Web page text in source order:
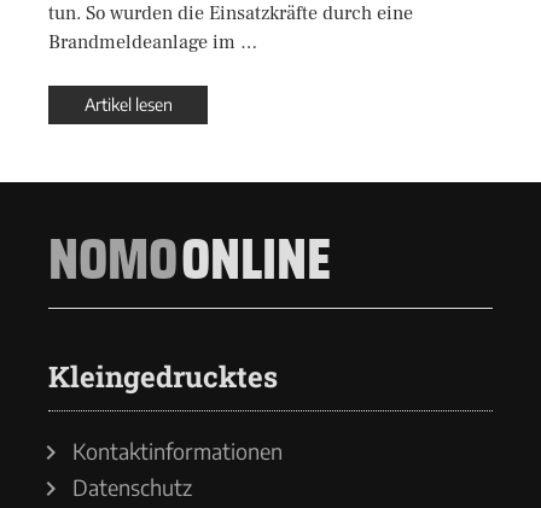
tun. So wurden die Einsatzkräfte durch eine
Brandmeldeanlage im …
Artikel lesen
NOMOONLINE
Kleingedrucktes
Kontaktinformationen
Datenschutz